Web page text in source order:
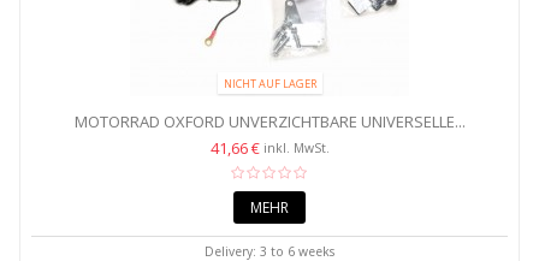
NICHT AUF LAGER
MOTORRAD OXFORD UNVERZICHTBARE UNIVERSELLE...
41,66 € inkl. MwSt.
MEHR
Delivery: 3 to 6 weeks